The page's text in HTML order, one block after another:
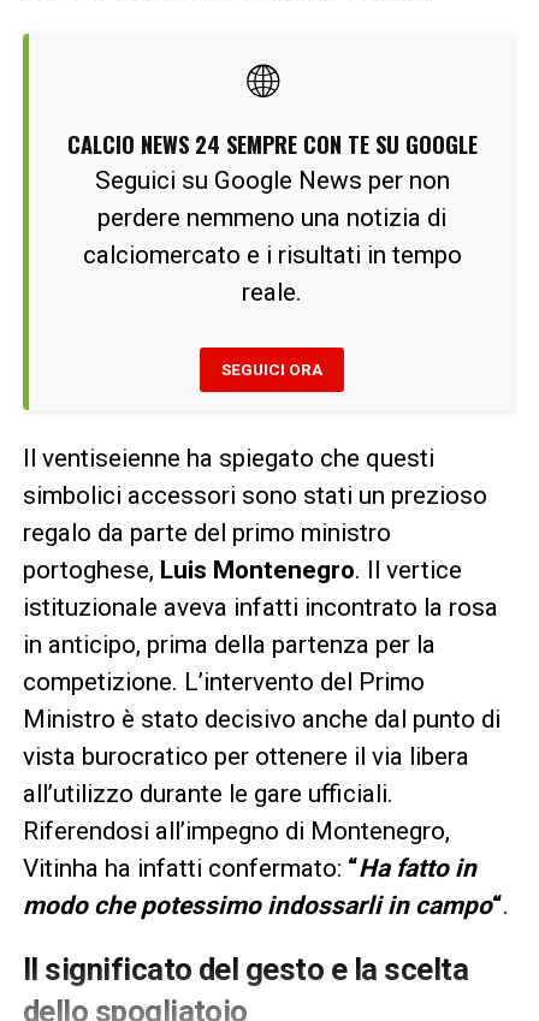
🌐
CALCIO NEWS 24 SEMPRE CON TE SU GOOGLE
Seguici su Google News per non
perdere nemmeno una notizia di
calciomercato e i risultati in tempo
reale.
SEGUICI ORA
Il ventiseienne ha spiegato che questi
simbolici accessori sono stati un prezioso
regalo da parte del primo ministro
portoghese, Luis Montenegro. Il vertice
istituzionale aveva infatti incontrato la rosa
in anticipo, prima della partenza per la
competizione. L’intervento del Primo
Ministro è stato decisivo anche dal punto di
vista burocratico per ottenere il via libera
all’utilizzo durante le gare ufficiali.
Riferendosi all’impegno di Montenegro,
Vitinha ha infatti confermato: “Ha fatto in
modo che potessimo indossarli in campo“.
Il significato del gesto e la scelta
dello spogliatoio